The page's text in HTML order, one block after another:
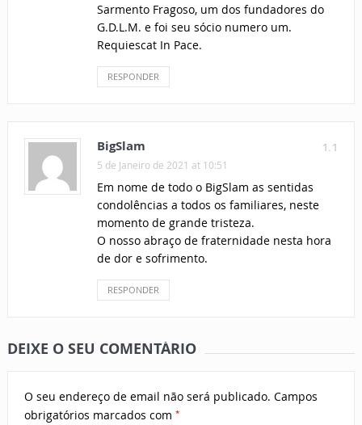
Sarmento Fragoso, um dos fundadores do
G.D.L.M. e foi seu sócio numero um.
Requiescat In Pace.
RESPONDER
1.1
BigSlam
5 de Janeiro de 2021 at 10:51
Em nome de todo o BigSlam as sentidas
condolências a todos os familiares, neste
momento de grande tristeza.
O nosso abraço de fraternidade nesta hora
de dor e sofrimento.
RESPONDER
DEIXE O SEU COMENTÁRIO
O seu endereço de email não será publicado. Campos
obrigatórios marcados com *